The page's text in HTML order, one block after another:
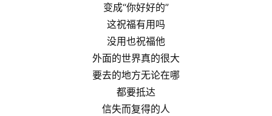
变成“你好好的”
这祝福有用吗
没用也祝福他
外面的世界真的很大
要去的地方无论在哪
都要抵达
信失而复得的人